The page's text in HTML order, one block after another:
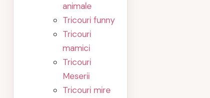
animale
Tricouri funny
Tricouri
mamici
Tricouri
Meserii
Tricouri mire